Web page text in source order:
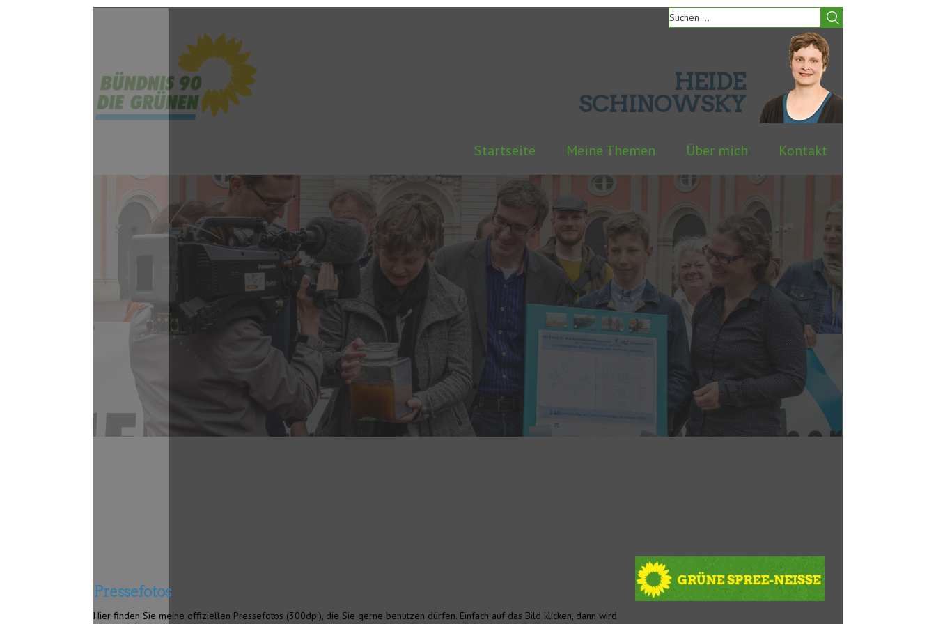
HEIDE
SCHINOWSKY
Startseite Meine Themen Über mich Kontakt
Pressefotos
Hier finden Sie meine offiziellen Pressefotos (300dpi), die Sie gerne benutzen dürfen. Einfach auf das Bild klicken, dann wird